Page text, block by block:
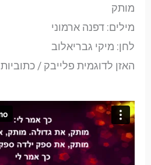
מותק
מילים: דפנה ארמוני
לחן: מיקי גבריאלוב
האזן לדוגמית פלייבק / כתוביות